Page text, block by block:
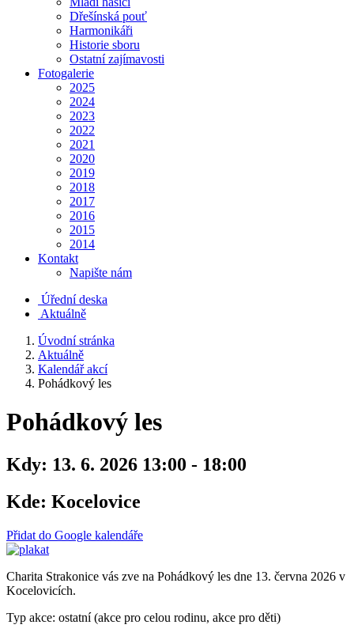
Dřešínská pouť
Harmonikáři
Historie sboru
Ostatní zajímavosti
Fotogalerie
2025
2024
2023
2022
2021
2020
2019
2018
2017
2016
2015
2014
Kontakt
Napište nám
Úřední deska
Aktuálně
Úvodní stránka
Aktuálně
Kalendář akcí
Pohádkový les
Pohádkový les
Kdy: 13. 6. 2026 13:00 - 18:00
Kde: Kocelovice
Přidat do Google kalendáře
Charita Strakonice vás zve na Pohádkový les dne 13. června 2026 v
Kocelovicích.
Typ akce: ostatní (akce pro celou rodinu, akce pro děti)